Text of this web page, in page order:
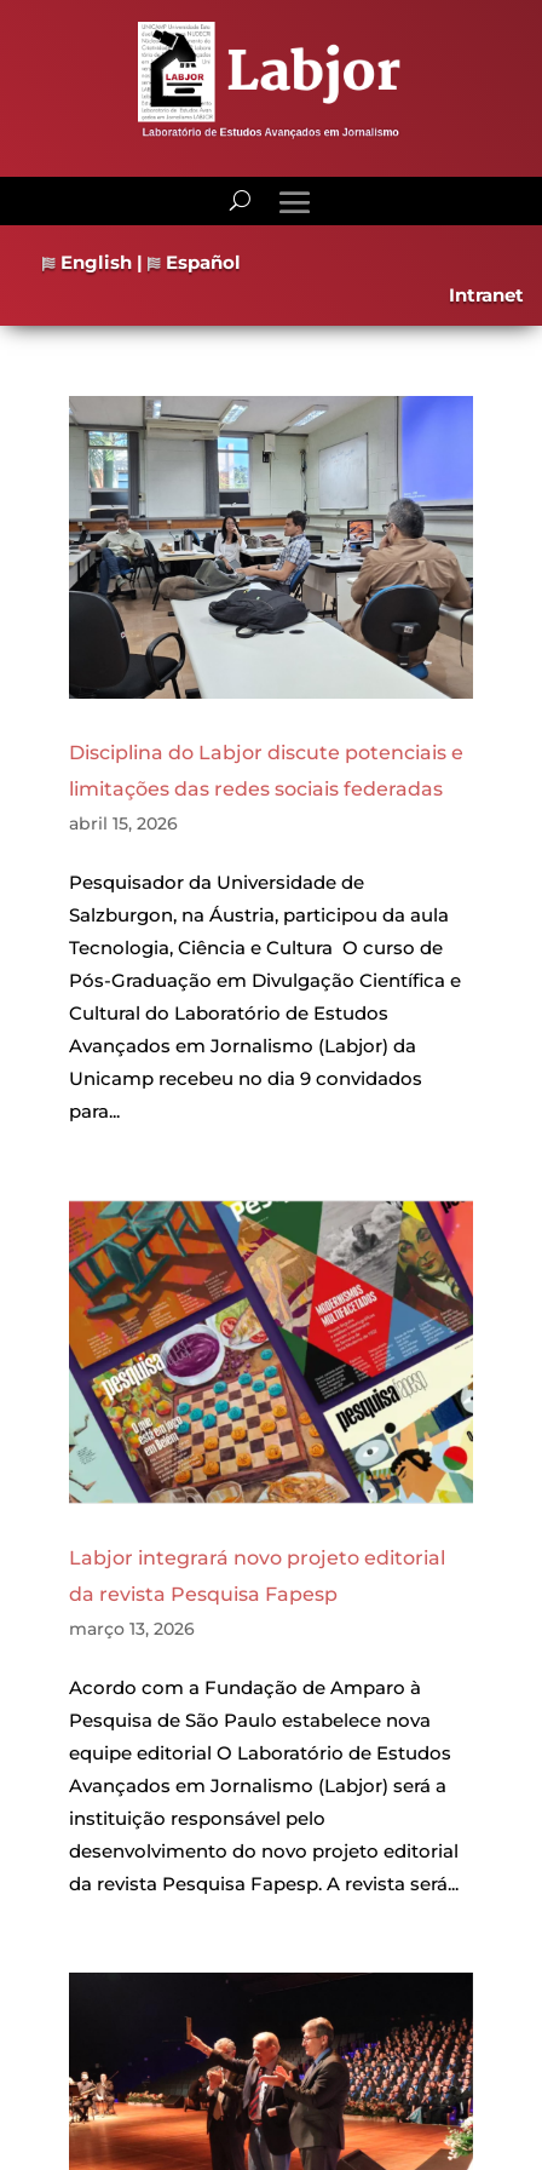
English |
Español
Intranet
Disciplina do Labjor discute potenciais e
limitações das redes sociais federadas
abril 15, 2026
Pesquisador da Universidade de
Salzburgon, na Áustria, participou da aula
Tecnologia, Ciência e Cultura O curso de
Pós-Graduação em Divulgação Científica e
Cultural do Laboratório de Estudos
Avançados em Jornalismo (Labjor) da
Unicamp recebeu no dia 9 convidados
para...
Labjor integrará novo projeto editorial
da revista Pesquisa Fapesp
março 13, 2026
Acordo com a Fundação de Amparo à
Pesquisa de São Paulo estabelece nova
equipe editorial O Laboratório de Estudos
Avançados em Jornalismo (Labjor) será a
instituição responsável pelo
desenvolvimento do novo projeto editorial
da revista Pesquisa Fapesp. A revista será...